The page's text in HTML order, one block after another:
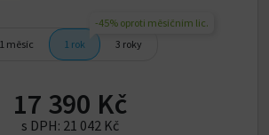
1 měsíc 1 rok
-45% oproti měsíčním lic.
3 roky
17 390 Kč
s DPH: 21 042 Kč